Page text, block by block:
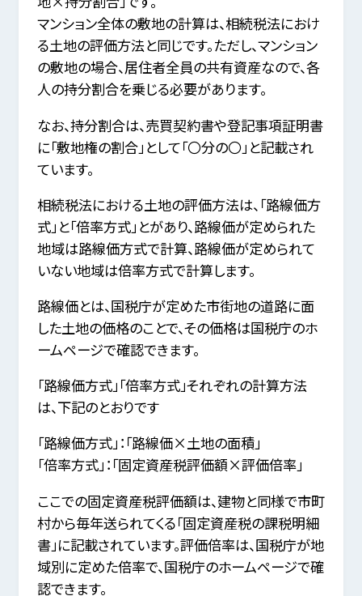
マンション全体の敷地の計算は、相続税法におけ
る土地の評価方法と同じです。ただし、マンション
の敷地の場合、居住者全員の共有資産なので、各
人の持分割合を乗じる必要があります。
なお、持分割合は、売買契約書や登記事項証明書
に「敷地権の割合」として「〇分の〇」と記載され
ています。
相続税法における土地の評価方法は、「路線価方
式」と「倍率方式」とがあり、路線価が定められた
地域は路線価方式で計算、路線価が定められて
いない地域は倍率方式で計算します。
路線価とは、国税庁が定めた市街地の道路に面
した土地の価格のことで、その価格は国税庁のホ
ームページで確認できます。
「路線価方式」「倍率方式」それぞれの計算方法
は、下記のとおりです
「路線価方式」：「路線価×土地の面積」
「倍率方式」：「固定資産税評価額×評価倍率」
ここでの固定資産税評価額は、建物と同様で市町
村から毎年送られてくる「固定資産税の課税明細
書」に記載されています。評価倍率は、国税庁が地
域別に定めた倍率で、国税庁のホームページで確
認できます。